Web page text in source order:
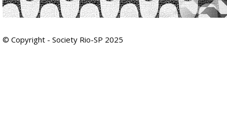
© Copyright - Society Rio-SP 2025